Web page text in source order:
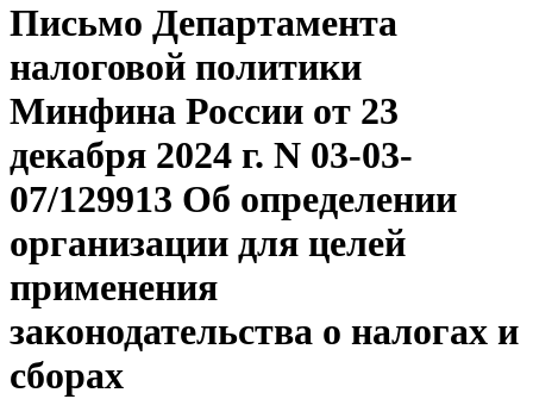
Письмо Департамента
налоговой политики
Минфина России от 23
декабря 2024 г. N 03-03-
07/129913 Об определении
организации для целей
применения
законодательства о налогах и
сборах